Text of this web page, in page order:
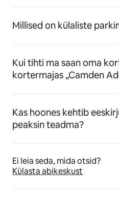
Millised on külaliste
Kui tihti ma saan oma
kortermajas „Camden
Kas hoones kehtib
peaksin teadma?
Ei leia seda, mida otsid?
Külasta abikeskust